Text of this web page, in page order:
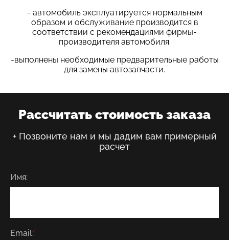
- автомобиль эксплуатируется нормальным
образом и обслуживание производится в
соответствии с рекомендациями фирмы-
производителя автомобиля.
-выполнены необходимые предварительные работы
для замены автозапчасти.
Рассчитать стоимость заказа
+ Позвоните нам и мы дадим вам примерный
расчет
Имя:
Email:*